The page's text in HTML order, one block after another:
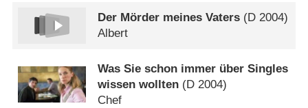
Der Mörder meines Vaters (D 2004)
Albert
Was Sie schon immer über Singles
wissen wollten (D 2004)
Chef